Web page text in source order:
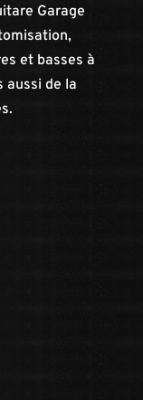
Garage
et basses à
aussi de la